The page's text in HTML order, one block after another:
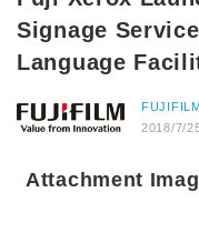
Signage
Language
2018/7/
Attachment